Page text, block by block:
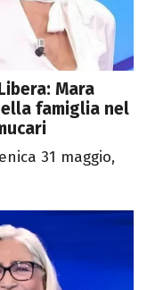
Mara
famiglia nel
31 maggio,